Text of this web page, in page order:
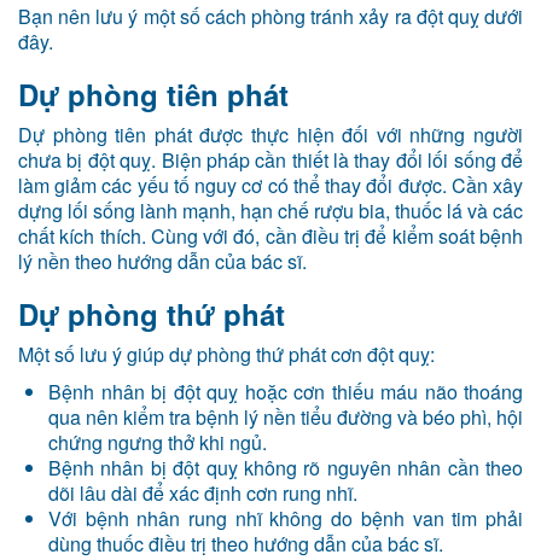
Bạn nên lưu ý một số cách phòng tránh xảy ra đột quỵ dưới
đây.
Dự phòng tiên phát
Dự phòng tiên phát được thực hiện đối với những người
chưa bị đột quỵ. Biện pháp cần thiết là thay đổi lối sống để
làm giảm các yếu tố nguy cơ có thể thay đổi được. Cần xây
dựng lối sống lành mạnh, hạn chế rượu bia, thuốc lá và các
chất kích thích. Cùng với đó, cần điều trị để kiểm soát bệnh
lý nền theo hướng dẫn của bác sĩ.
Dự phòng thứ phát
Một số lưu ý giúp dự phòng thứ phát cơn đột quỵ:
Bệnh nhân bị đột quỵ hoặc cơn thiếu máu não thoáng
qua nên kiểm tra bệnh lý nền tiểu đường và béo phì, hội
chứng ngưng thở khi ngủ.
Bệnh nhân bị đột quỵ không rõ nguyên nhân cần theo
dõi lâu dài để xác định cơn rung nhĩ.
Với bệnh nhân rung nhĩ không do bệnh van tim phải
dùng thuốc điều trị theo hướng dẫn của bác sĩ.